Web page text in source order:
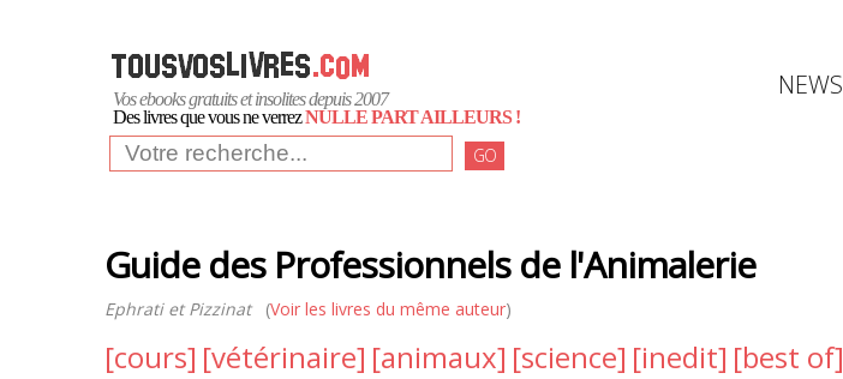
Vos ebooks gratuits et insolites depuis 2007
Des livres que vous ne verrezNULLE PART AILLEURS !
GO
NEWS
Guide des Professionnels de l'Animalerie
Ephrati et Pizzinat(Voir les livres du même auteur)
[cours] [vétérinaire] [animaux] [science] [inedit] [best of]